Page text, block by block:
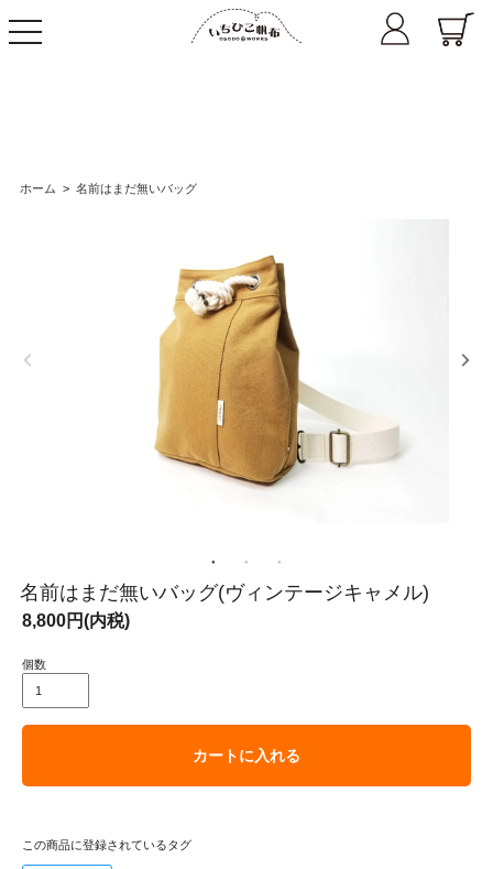
navigation
ホーム > 名前はまだ無いバッグ
名前はまだ無いバッグ(ヴィンテージキャメル)
8,800円(内税)
個数
カートに入れる
この商品に登録されているタグ